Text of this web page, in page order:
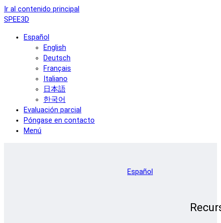
Ir al contenido principal
SPEE3D
Español
English
Deutsch
Français
Italiano
日本語
한국어
Evaluación parcial
Póngase en contacto
Menú
Español